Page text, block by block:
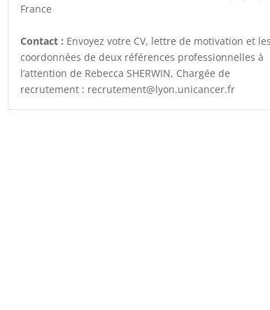
France
Contact : Envoyez votre CV, lettre de motivation et les
coordonnées de deux références professionnelles à
l’attention de Rebecca SHERWIN, Chargée de
recrutement : recrutement@lyon.unicancer.fr